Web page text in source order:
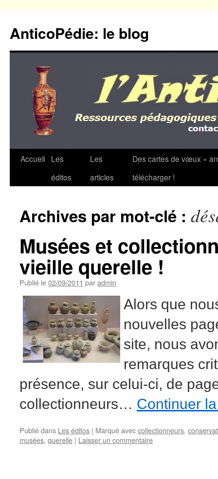
contenu
AnticoPédie: le blog
Accueil
Les
éditos
Les
articles
Des cartes de vœux «
télécharger !
Archives par mot-clé :
Musées et
vieille querelle !
Publié le02/09/2011 paradmin
Alors que
nouvelles
site, nous
remarques
présence, sur celui-ci, de
collectionneurs… Continuer
Publié dans Les éditos | Marqué aveccollectionneurs,
musées, querelle | Laisser un commentaire